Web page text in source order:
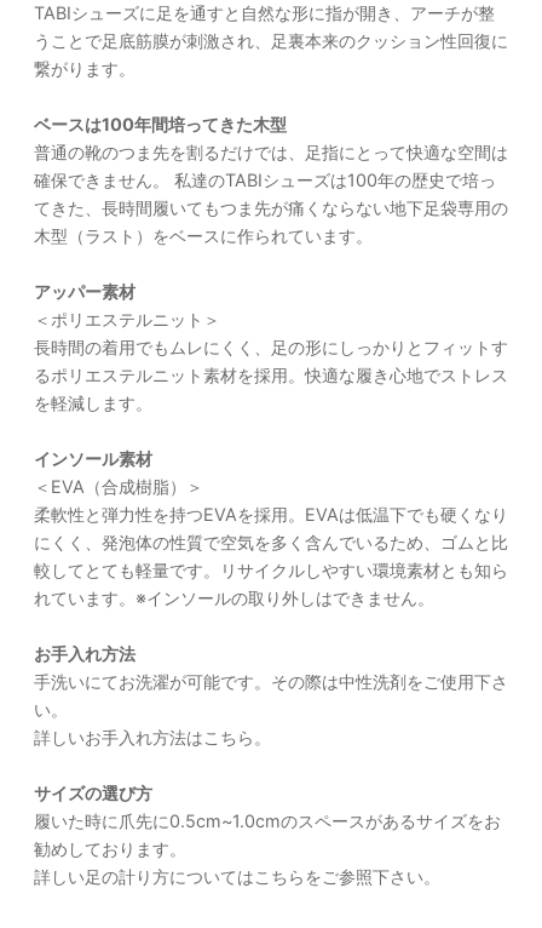
TABIシューズに足を通すと自然な形に指が開き、アーチが整
うことで足底筋膜が刺激され、足裏本来のクッション性回復に
繋がります。
ベースは100年間培ってきた木型
普通の靴のつま先を割るだけでは、足指にとって快適な空間は
確保できません。 私達のTABIシューズは100年の歴史で培っ
てきた、長時間履いてもつま先が痛くならない地下足袋専用の
木型（ラスト）をベースに作られています。
アッパー素材
＜ポリエステルニット＞
長時間の着用でもムレにくく、足の形にしっかりとフィットす
るポリエステルニット素材を採用。快適な履き心地でストレス
を軽減します。
インソール素材
＜EVA（合成樹脂）＞
柔軟性と弾力性を持つEVAを採用。EVAは低温下でも硬くなり
にくく、発泡体の性質で空気を多く含んでいるため、ゴムと比
較してとても軽量です。リサイクルしやすい環境素材とも知ら
れています。※インソールの取り外しはできません。
お手入れ方法
手洗いにてお洗濯が可能です。その際は中性洗剤をご使用下さ
い。
詳しいお手入れ方法はこちら。
サイズの選び方
履いた時に爪先に0.5cm~1.0cmのスペースがあるサイズをお
勧めしております。
詳しい足の計り方についてはこちらをご参照下さい。